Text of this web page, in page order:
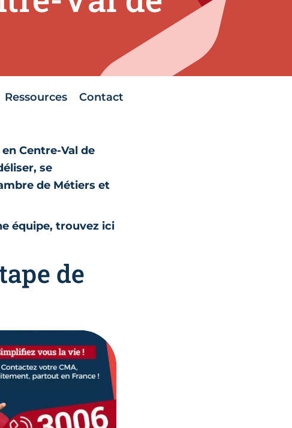
Ressources Contact
Centre-Val de
se
de Métiers et
équipe, trouvez ici
de